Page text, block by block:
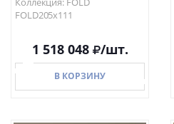
FOLD205х111
1 518 048 /шт.
В КОРЗИНУ